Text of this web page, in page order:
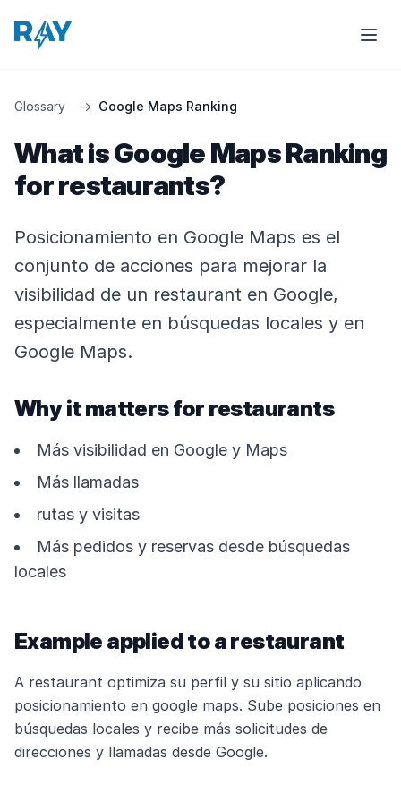
Glossary → Google Maps Ranking
What is Google Maps Ranking
for restaurants?
Posicionamiento en Google Maps es el
conjunto de acciones para mejorar la
visibilidad de un restaurant en Google,
especialmente en búsquedas locales y en
Google Maps.
Why it matters for restaurants
Más visibilidad en Google y Maps
Más llamadas
rutas y visitas
Más pedidos y reservas desde búsquedas
locales
Example applied to a restaurant
A restaurant optimiza su perfil y su sitio aplicando
posicionamiento en google maps. Sube posiciones en
búsquedas locales y recibe más solicitudes de
direcciones y llamadas desde Google.